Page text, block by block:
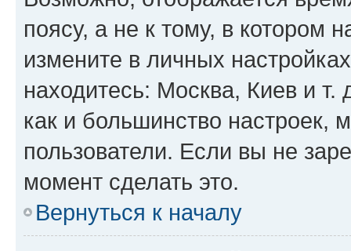
поясу, а не к тому, в котором
измените в личных
находитесь: Москва, Киев и т.
как и большинство настроек,
пользователи. Если вы не
момент сделать это.
Вернуться к началу